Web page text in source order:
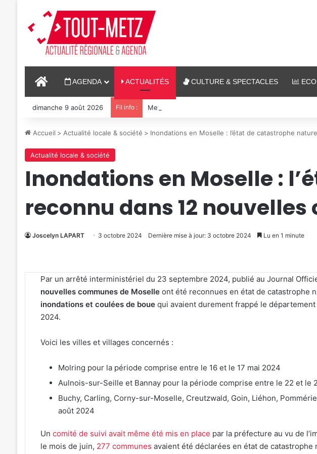
ACCUEILAGENDA ACTUALITÉS CULTURE & SPECTACLES
dimanche 9 août 2026 Fil info : Metz : J-1 avant le cinéma plein air au Plan d’Eau
Accueil > Actualité locale & société > Inondations en Moselle : l’état de catastrophe
Actualité locale & société
Inondations en Moselle :
reconnu dans 12
Joscelyn LAPART 3 octobre 2024 Dernière mise à jour: 3 octobre 2024 Lu en 1 minute
Par un arrêté interministériel du 23 septembre 2024, publié au Journal
nouvelles communes de Moselleont été reconnues en état de catastrophe
inondations et coulées de boue qui avaient durement frappé le
2024.
Voici les villes et villages concernés :
Molring pour la période comprise entre le 16 et le 17 mai 2024
Aulnois-sur-Seille et Bannay pour la période comprise entre le 22 et le
Buchy, Carling, Corny-sur-Moselle, Creutzwald, Goin, Liéhon,
août 2024
Un comité de suivi avait même été mis en place par la préfecture au vu de
le mois de juin, 277 communes avaient été déclarées en état de catastrophe
4
Metz